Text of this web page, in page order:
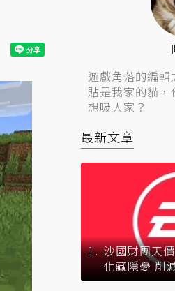
遊戲角落的編
貼是我家的貓
想吸人家？
最新文章
沙國財團天
化藏隱憂 削
暴？